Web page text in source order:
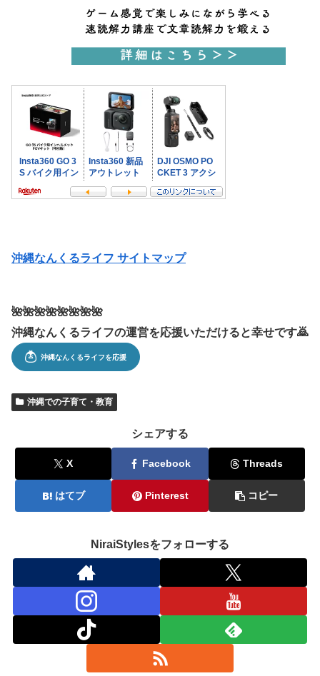
沖縄なんくるライフ サイトマップ
🌺🌺🌺🌺🌺🌺🌺🌺
沖縄なんくるライフの運営を応援いただけると幸せです🙇
沖縄での子育て・教育
シェアする
X Facebook Threads
はてブ Pinterest コピー
NiraiStylesをフォローする